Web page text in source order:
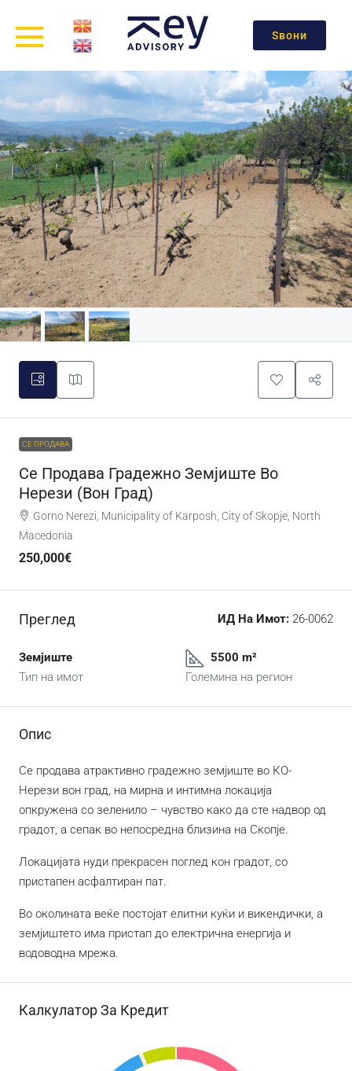
Ѕвони
СЕ ПРОДАВА
Се Продава Градежно Земјиште Во
Нерези (вон Град)
Gorno Nerezi, Municipality of Karposh, City of Skopje, North
Macedonia
250,000€
Преглед ИД На Имот: 26-0062
Земјиште
Тип на имот
5500 m²
Големина на регион
Опис
Се продава атрактивно градежно земјиште во КО-
Нерези вон град, на мирна и интимна локација
опкружена со зеленило – чувство како да сте надвор од
градот, а сепак во непосредна близина на Скопје.
Локацијата нуди прекрасен поглед кон градот, со
пристапен асфалтиран пат.
Во околината веќе постојат елитни куќи и викендички, а
земјиштето има пристап до електрична енергија и
водоводна мрежа.
Калкулатор За Кредит